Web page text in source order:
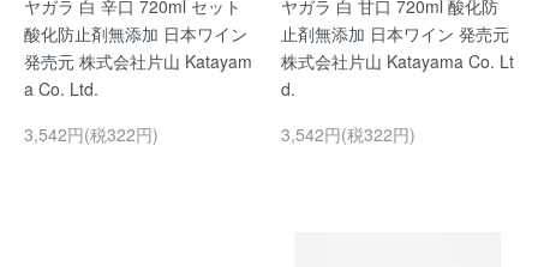
ヤガラ 白 辛口 720ml セット
酸化防止剤無添加 日本ワイン
発売元 株式会社片山 Katayam
a Co. Ltd.
3,542円(税322円)
ヤガラ 白 甘口 720ml 酸化防
止剤無添加 日本ワイン 発売元
株式会社片山 Katayama Co. Lt
d.
3,542円(税322円)